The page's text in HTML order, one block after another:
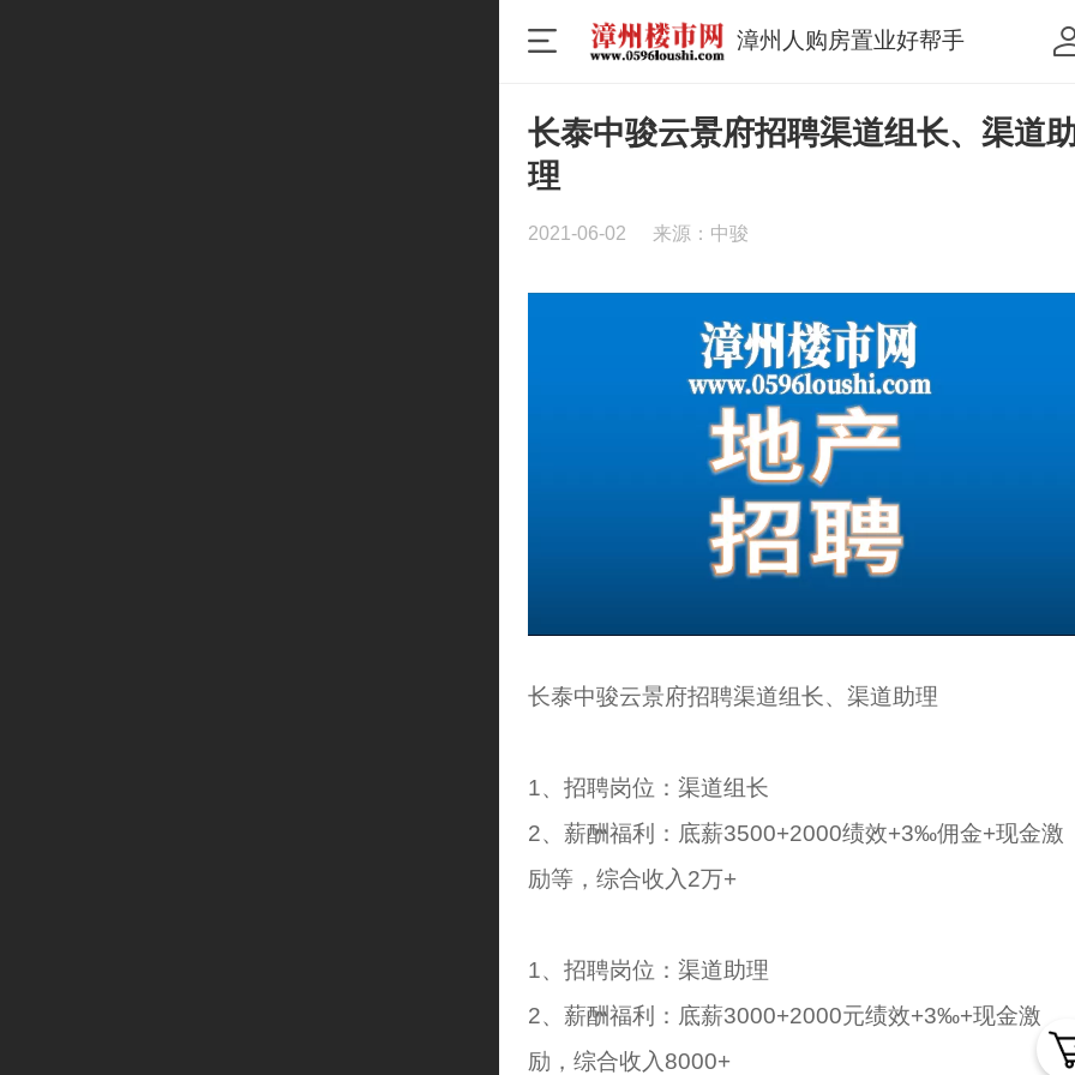
漳州人购房置业好帮手
长泰中骏云景府招聘渠道组长、渠道
理
2021-06-02 来源：中骏
长泰中骏云景府招聘渠道组长、渠道助理
1、招聘岗位：渠道组长
2、薪酬福利：底薪3500+2000绩效+3‰佣金+现金激
励等，综合收入2万+
1、招聘岗位：渠道助理
2、薪酬福利：底薪3000+2000元绩效+3‰+现金激
励，综合收入8000+